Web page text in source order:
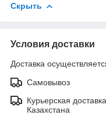
Скрыть
Условия доставки
Доставка
Самовывоз
Курьерская
Казахстана